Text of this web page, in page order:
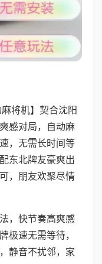
麻将机】契合沈阳
感对局，自动麻
，无需长时间等
东北牌友豪爽出
，朋友欢聚尽情
，快节奏高爽感
极速无需等待，
静音不扰邻，家